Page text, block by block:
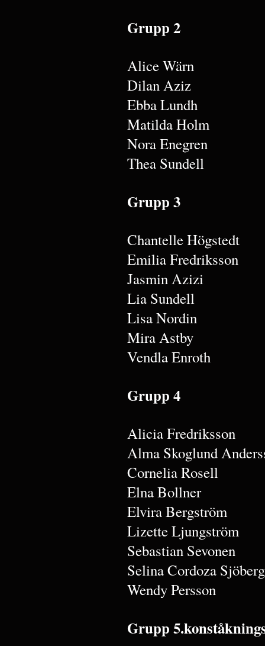
Grupp 2
Alice Wärn
Dilan Aziz
Ebba Lundh
Matilda Holm
Nora Enegren
Thea Sundell
Grupp 3
Chantelle Högstedt
Emilia Fredriksson
Jasmin Azizi
Lia Sundell
Lisa Nordin
Mira Astby
Vendla Enroth
Grupp 4
Alicia Fredriksson
Alma Skoglund
Cornelia Rosell
Elna Bollner
Elvira Bergström
Lizette Ljungström
Sebastian Sevonen
Selina Cordoza Sjöberg
Wendy Persson
Grupp